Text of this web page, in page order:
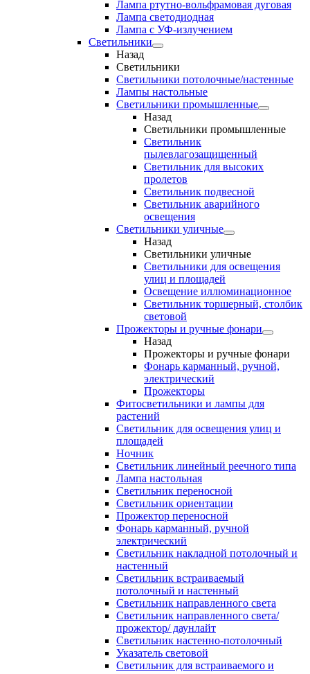
Лампа ртутно-вольфрамовая дуговая
Лампа светодиодная
Лампа с УФ-излучением
Светильники
Назад
Светильники
Светильники потолочные/настенные
Лампы настольные
Светильники промышленные
Назад
Светильники промышленные
Светильник
пылевлагозащищенный
Светильник для высоких
пролетов
Светильник подвесной
Светильник аварийного
освещения
Светильники уличные
Назад
Светильники уличные
Светильники для освещения
улиц и площадей
Освещение иллюминационное
Светильник торшерный, столбик
световой
Прожекторы и ручные фонари
Назад
Прожекторы и ручные фонари
Фонарь карманный, ручной,
электрический
Прожекторы
Фитосветильники и лампы для
растений
Светильник для освещения улиц и
площадей
Ночник
Светильник линейный реечного типа
Лампа настольная
Светильник переносной
Светильник ориентации
Прожектор переносной
Фонарь карманный, ручной
электрический
Светильник накладной потолочный и
настенный
Светильник встраиваемый
потолочный и настенный
Светильник направленного света
Светильник направленного света/
прожектор/ даунлайт
Светильник настенно-потолочный
Указатель световой
Светильник для встраиваемого и